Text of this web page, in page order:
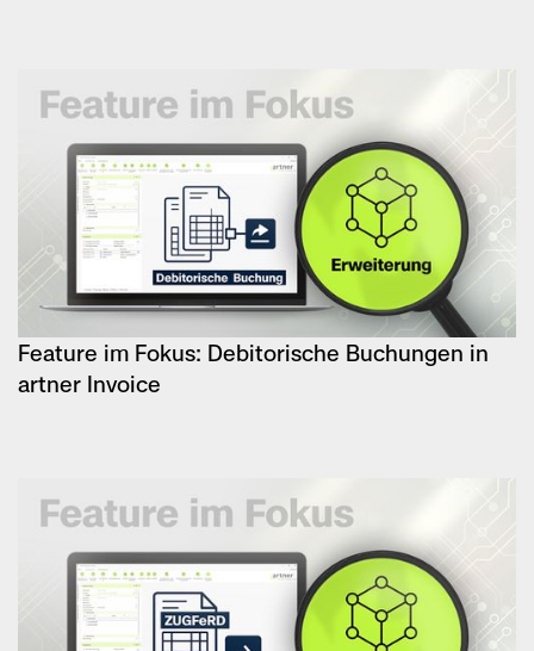
Feature im Fokus: Debitorische Buchungen in
artner Invoice